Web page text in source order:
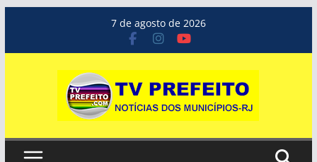
o
7 de agosto de 2026